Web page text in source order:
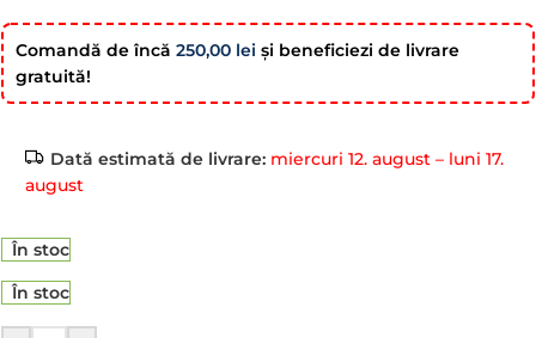
Comandă de încă 250,00 lei şi beneficiezi de livrare
gratuită!
Dată estimată de livrare: miercuri 12. august – luni 17.
august
În stoc
În stoc